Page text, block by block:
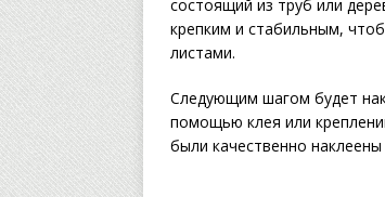
состоящий из труб или
крепким и стабильным,
листами.
Следующим шагом будет
помощью клея или
были качественно